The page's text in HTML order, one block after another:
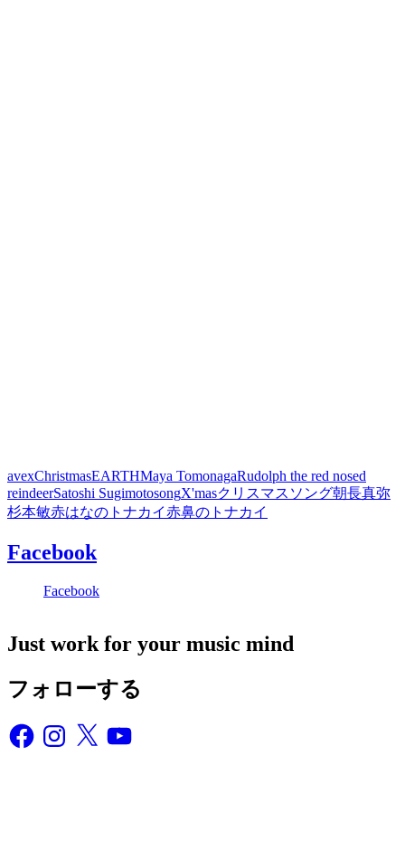
avexChristmasEARTHMaya TomonagaRudolph the red nosed
reindeerSatoshi SugimotosongX'masクリスマス ソング朝長真弥
杉本敏赤はなのトナカイ赤鼻のトナカイ
Facebook
Facebook
Just work for your music mind
フォローする
FacebookInstagram
X YouTube